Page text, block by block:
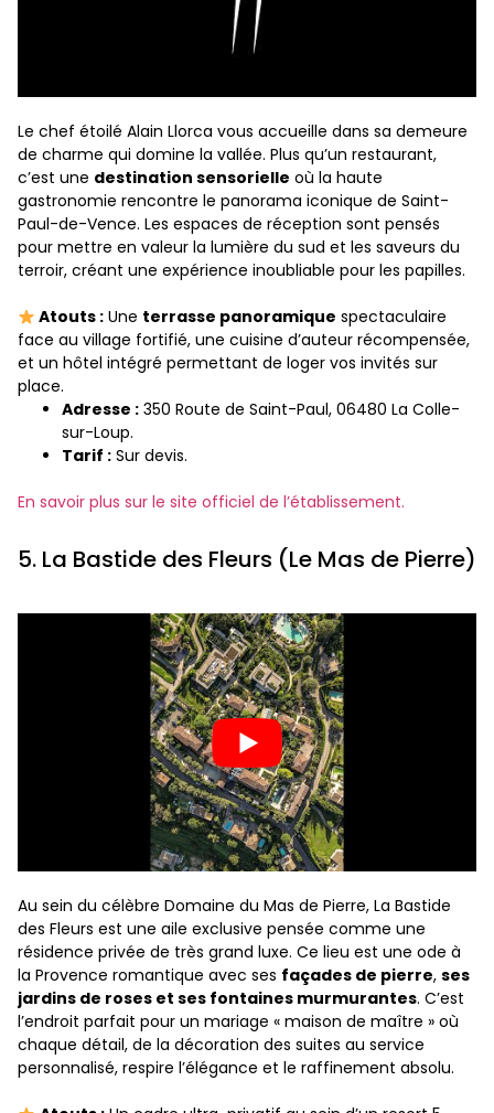
Le chef étoilé Alain Llorca vous accueille dans sa demeure
de charme qui domine la vallée. Plus qu’un restaurant,
c’est une destination sensorielle où la haute
gastronomie rencontre le panorama iconique de Saint-
Paul-de-Vence. Les espaces de réception sont pensés
pour mettre en valeur la lumière du sud et les saveurs du
terroir, créant une expérience inoubliable pour les papilles.
Atouts :Une terrasse panoramique spectaculaire
face au village fortifié, une cuisine d’auteur récompensée,
et un hôtel intégré permettant de loger vos invités sur
place.
Adresse : 350 Route de Saint-Paul, 06480 La Colle-
sur-Loup.
Tarif : Sur devis.
En savoir plus sur le site officiel de l’établissement.
5. La Bastide des Fleurs (Le Mas de Pierre)
Au sein du célèbre Domaine du Mas de Pierre, La Bastide
des Fleurs est une aile exclusive pensée comme une
résidence privée de très grand luxe. Ce lieu est une ode à
la Provence romantique avec ses façades de pierre, ses
jardins de roses et ses fontaines murmurantes. C’est
l’endroit parfait pour un mariage « maison de maître » où
chaque détail, de la décoration des suites au service
personnalisé, respire l’élégance et le raffinement absolu.